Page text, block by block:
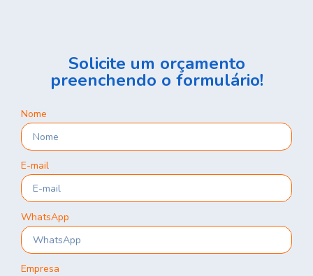
Solicite um orçamento
preenchendo o formulário!
Nome
E-mail
WhatsApp
Empresa